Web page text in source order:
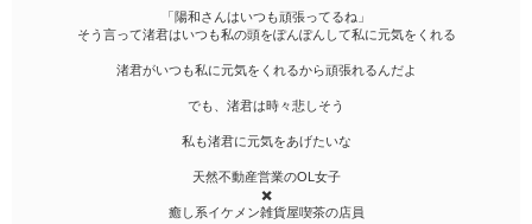
「陽和さんはいつも頑張ってるね」
そう言って渚君はいつも私の頭をぽんぽんして私に元気をくれる
渚君がいつも私に元気をくれるから頑張れるんだよ
でも、渚君は時々悲しそう
私も渚君に元気をあげたいな
天然不動産営業のOL女子
✖️
癒し系イケメン雑貨屋喫茶の店員